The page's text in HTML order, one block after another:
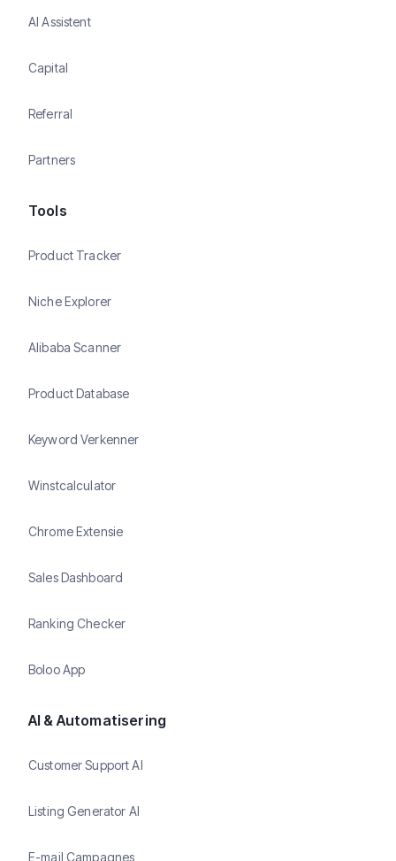
AI Assistent
Capital
Referral
Partners
Tools
Product Tracker
Niche Explorer
Alibaba Scanner
Product Database
Keyword Verkenner
Winstcalculator
Chrome Extensie
Sales Dashboard
Ranking Checker
Boloo App
AI & Automatisering
Customer Support AI
Listing Generator AI
E-mail Campagnes